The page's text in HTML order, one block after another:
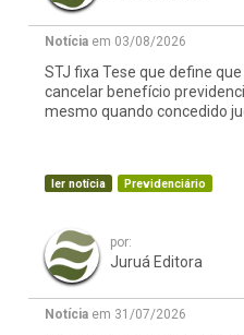
Notícia em 03/08/2026
STJ fixa Tese que define
cancelar benefício
mesmo quando concedido
ler notícia Previdenciário
por:
Juruá Editora
Notícia em 31/07/2026